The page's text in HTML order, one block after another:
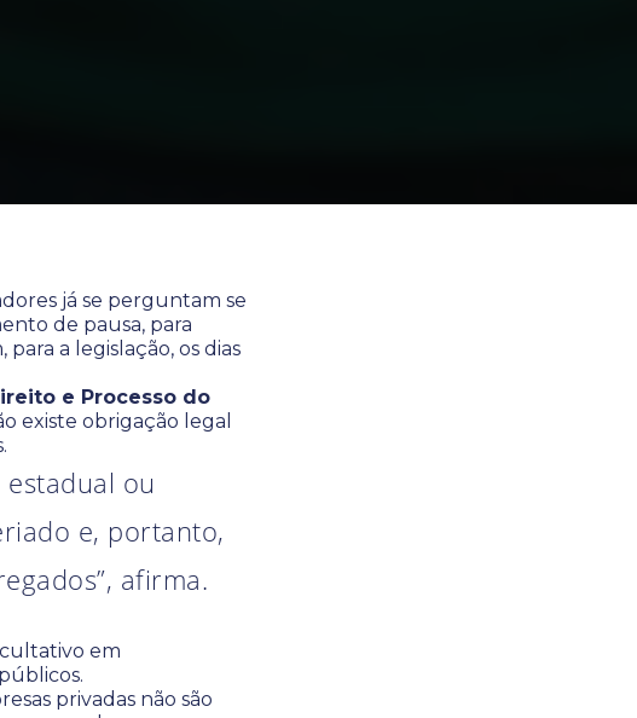
já se perguntam se
de pausa, para
para a legislação, os dias
e Processo do
existe obrigação legal
ou
e, portanto,
afirma.
em
privadas não são